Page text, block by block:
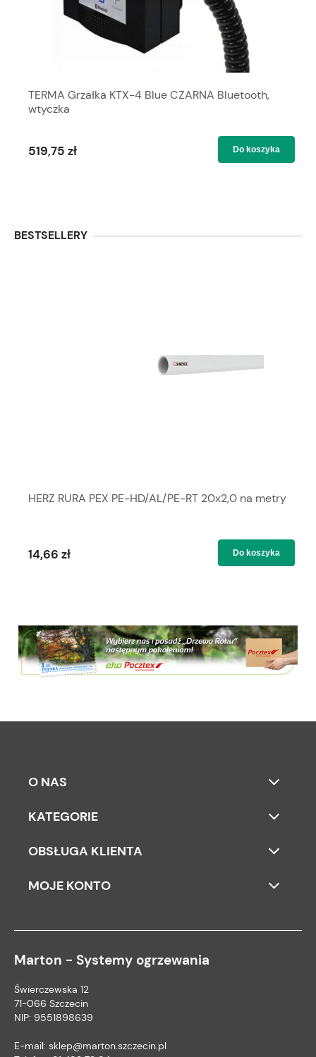
TERMA Grzałka KTX-4 Blue CZARNA Bluetooth,
wtyczka
519,75 zł Do koszyka
BESTSELLERY
HERZ RURA PEX PE-HD/AL/PE-RT 20x2,0 na metry
14,66 zł Do koszyka
O NAS
KATEGORIE
OBSŁUGA KLIENTA
MOJE KONTO
Marton - Systemy ogrzewania
Świerczewska 12
71-066 Szczecin
NIP: 9551898639
E-mail: sklep@marton.szczecin.pl